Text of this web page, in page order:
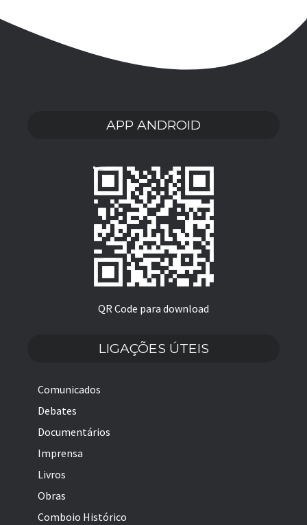
APP ANDROID
QR Code para download
LIGAÇÕES ÚTEIS
Comunicados
Debates
Documentários
Imprensa
Livros
Obras
Comboio Histórico